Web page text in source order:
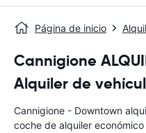
Página de inicio
Cannigione
Alquiler de
Cannigione - Downtown
coche de alquiler